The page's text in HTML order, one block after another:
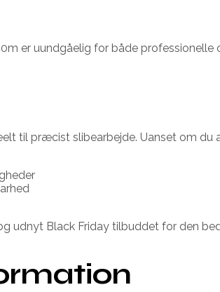
er uundgåelig for både
til præcist slibearbejde. Uanset om
udnyt Black Friday tilbuddet for den